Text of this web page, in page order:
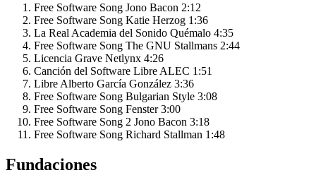
Free Software Song Jono Bacon 2:12
Free Software Song Katie Herzog 1:36
La Real Academia del Sonido Quémalo 4:35
Free Software Song The GNU Stallmans 2:44
Licencia Grave Netlynx 4:26
Canción del Software Libre ALEC 1:51
Libre Alberto García González 3:36
Free Software Song Bulgarian Style 3:08
Free Software Song Fenster 3:00
Free Software Song 2 Jono Bacon 3:18
Free Software Song Richard Stallman 1:48
Fundaciones